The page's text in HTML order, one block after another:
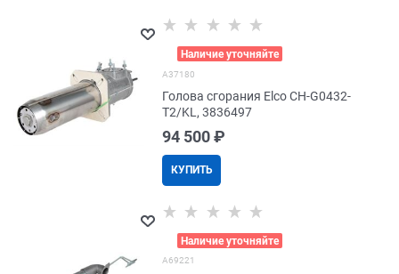
Наличие уточняйте
A37180
Голова сгорания Elco CH-G0432-
T2/KL, 3836497
94 500 ₽
КУПИТЬ
Наличие уточняйте
A69221